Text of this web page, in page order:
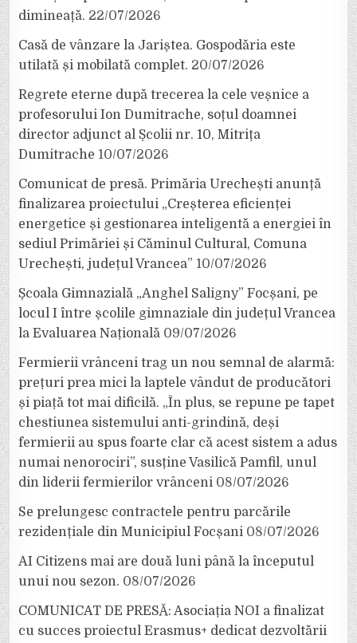
dimineață. 22/07/2026
Casă de vânzare la Jariștea. Gospodăria este
utilată și mobilată complet. 20/07/2026
Regrete eterne după trecerea la cele veșnice a
profesorului Ion Dumitrache, soțul doamnei
director adjunct al Școlii nr. 10, Mitrița
Dumitrache 10/07/2026
Comunicat de presă. Primăria Urechești anunță
finalizarea proiectului „Creșterea eficienței
energetice și gestionarea inteligentă a energiei în
sediul Primăriei și Căminul Cultural, Comuna
Urechești, județul Vrancea” 10/07/2026
Școala Gimnazială „Anghel Saligny” Focșani, pe
locul I între școlile gimnaziale din județul Vrancea
la Evaluarea Națională 09/07/2026
Fermierii vrânceni trag un nou semnal de alarmă:
prețuri prea mici la laptele vândut de producători
și piață tot mai dificilă. „În plus, se repune pe tapet
chestiunea sistemului anti-grindină, deși
fermierii au spus foarte clar că acest sistem a adus
numai nenorociri”, susține Vasilică Pamfil, unul
din liderii fermierilor vrânceni 08/07/2026
Se prelungesc contractele pentru parcările
rezidențiale din Municipiul Focșani 08/07/2026
AI Citizens mai are două luni până la începutul
unui nou sezon. 08/07/2026
COMUNICAT DE PRESĂ: Asociația NOI a finalizat
cu succes proiectul Erasmus+ dedicat dezvoltării